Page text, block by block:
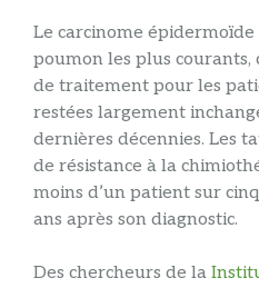
Le carcinome épidermoïde
poumon les plus courants,
de traitement pour les
restées largement
dernières décennies. Les
de résistance à la
moins d’un patient sur
ans après son diagnostic.
Des chercheurs de la